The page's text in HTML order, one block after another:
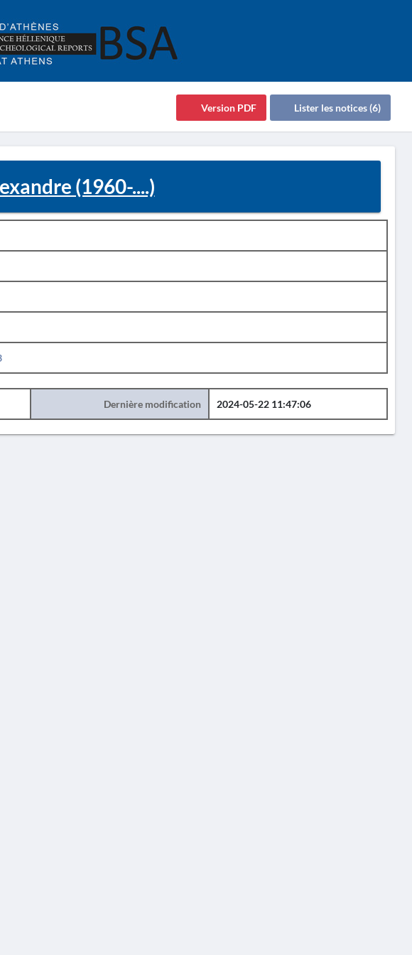
Lister les notices (6)
Version PDF
(1960-....)
Dernière modification 2024-05-22 11:47:06